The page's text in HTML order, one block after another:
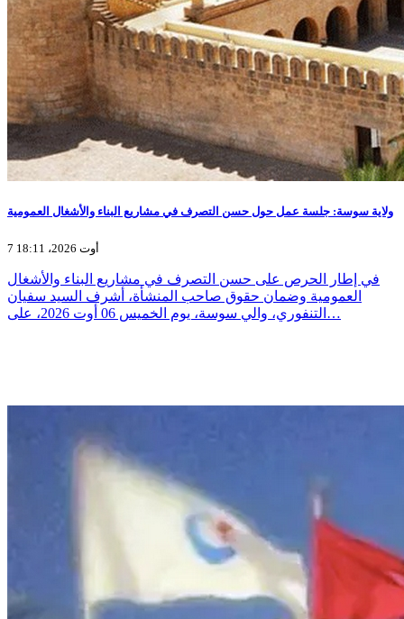
ولاية سوسة: جلسة عمل حول حسن التصرف في مشاريع البناء والأشغال العمومية
7 أوت 2026، 18:11
في إطار الحرص على حسن التصرف في مشاريع البناء والأشغال
العمومية وضمان حقوق صاحب المنشأة، أشرف السيد سفيان
التنفوري، والي سوسة، يوم الخميس 06 أوت 2026، على…